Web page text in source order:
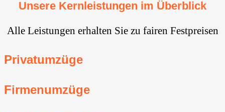
Unsere Kernleistungen im Überblick
Alle Leistungen erhalten Sie zu fairen Festpreisen
Privatumzüge
Firmenumzüge